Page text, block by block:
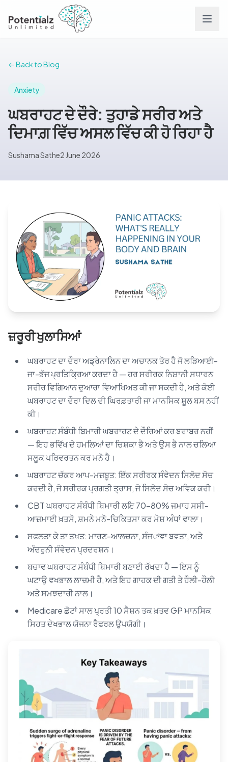
Careers
Blog
Book Appointment
← Back to Blog
Anxiety
ਘਬਰਾਹਟ ਦੇ ਦੌਰੇ: ਤੁਹਾਡੇ ਸਰੀਰ ਅਤੇ
ਦਿਮਾਗ਼ ਵਿੱਚ ਅਸਲ ਵਿੱਚ ਕੀ ਹੋ ਰਿਹਾ ਹੈ
Sushama Sathe2 June 2026
ਜ਼ਰੂਰੀ ਖੁਲਾਸਿਆਂ
ਘਬਰਾਹਟ ਦਾ ਦੌਰਾ ਅਡ੍ਰੇਨਾਲਿਨ ਦਾ ਅਚਾਨਕ ਤੋਰ ਹੈ ਜੋ ਲੜਿਆਈ-
ਜਾ-ਭੱਜ ਪ੍ਰਤਿਕ੍ਰਿਆ ਕਰਦਾ ਹੈ — ਹਰ ਸਰੀਰਕ ਨਿਸ਼ਾਨੀ ਸਧਾਰਨ
ਸਰੀਰ ਵਿਗਿਆਨ ਦੁਆਰਾ ਵਿਆਖਿਅਤ ਕੀ ਜਾ ਸਕਦੀ ਹੈ, ਅਤੇ ਕੋਈ
ਘਬਰਾਹਟ ਦਾ ਦੌਰਾ ਦਿਲ ਦੀ ਘਿਰਫ਼ਤਾਰੀ ਜਾ ਮਾਨਸਿਕ ਸ਼ੂਲ ਬਸ ਨਹੀਂ
ਕੀ।
ਘਬਰਾਹਟ ਸੰਬੰਧੀ ਬਿਮਾਰੀ ਘਬਰਾਹਟ ਦੇ ਦੌਰਿਆਂ ਕਰ ਬਰਾਬਰ ਨਹੀਂ
— ਇਹ ਭਵਿੱਖ ਦੇ ਹਮਲਿਆਂ ਦਾ ਚਿਸ਼ਕਾ ਭੈ ਅਤੇ ਉਸ ਭੈ ਨਾਲ ਚਲਿਆ
ਸਲੂਕ ਪਰਿਵਰਤਨ ਕਰ ਮਨੋ ਹੈ।
ਘਬਰਾਹਟ ਚੱਕਰ ਆਪ-ਮਜ਼ਬੂਤ: ਇੱਕ ਸਰੀਰਕ ਸੰਵੇਦਨ ਸਿਲੋਦ ਸੋਚ
ਕਰਦੀ ਹੈ, ਜੋ ਸਰੀਰਕ ਪ੍ਰਗਤੀ ਤ੍ਰਾਸ, ਜੋ ਸਿਲੋਦ ਸੋਚ ਅਵਿਕ ਕਰੀ।
CBT ਘਬਰਾਹਟ ਸੰਬੰਧੀ ਬਿਮਾਰੀ ਲਇ 70–80% ਜਮਾਹ ਸਸੀ-
ਆਜ਼ਮਾਈ ਖ਼ਤਸੋ, ਸ਼ਮਨੇ ਮਨੋ-ਚਿਕਿਤਸਾ ਕਰ ਮੋਸ਼ ਅੰਧਾਂ ਵਾਲਾ।
ਸਫਲਤਾ ਕੇ ਤਾ ਤਖਤ: ਮਾਰਣ-ਆਲਚਨਾ, ਸੰਜ್ਞਾ ਬਵਤਾ, ਅਤੇ
ਅੰਦਰੁਨੀ ਸੰਵੇਦਨ ਪ੍ਰਦਰਸ਼ਨ।
ਬਚਾਵ ਘਬਰਾਹਟ ਸੰਬੰਧੀ ਬਿਮਾਰੀ ਬਣਾਈ ਰੱਖਦਾ ਹੈ — ਇਸ ਨੂੰ
ਘਟਾਉ ਵਖਭਾਲ ਲਾਜ਼ਮੀ ਹੈ, ਅਤੇ ਇਹ ਗਾਹਕ ਦੀ ਗਤੀ ਤੇ ਹੌਲੀ-ਹੌਲੀ
ਅਤੇ ਸਮਝਦਾਰੀ ਨਾਲ।
Medicare ਛੋਟਾਂ ਸਾਲ ਪ੍ਰਤੀ 10 ਸੈਸ਼ਨ ਤਕ ਖ਼ਤਵ GP ਮਾਨਸਿਕ
ਸਿਹਤ ਦੇਖਭਾਲ ਯੋਜਨਾ ਰੈਫਰਲ ਉਪਯੋਗੀ।